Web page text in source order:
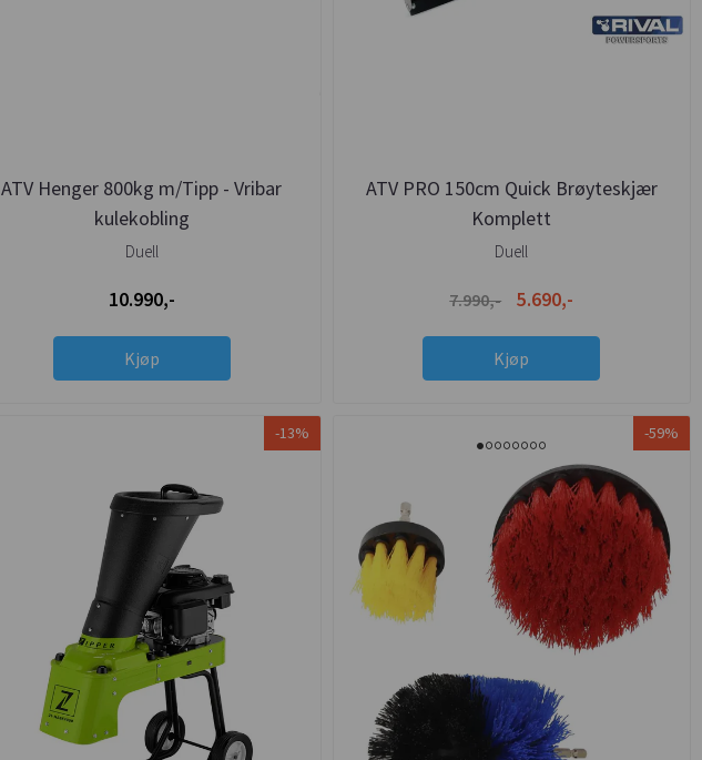
ATV Henger 800kg m/Tipp - Vribar
kulekobling
Duell
10.990,-
Kjøp
ATV PRO 150cm Quick Brøyteskjær
Komplett
Duell
7.990,- 5.690,-
Kjøp
-13% -59%